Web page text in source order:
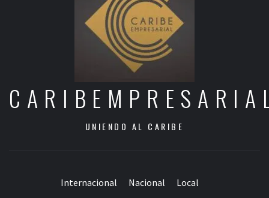
UNIENDO AL CARIBE
Internacional Nacional Local